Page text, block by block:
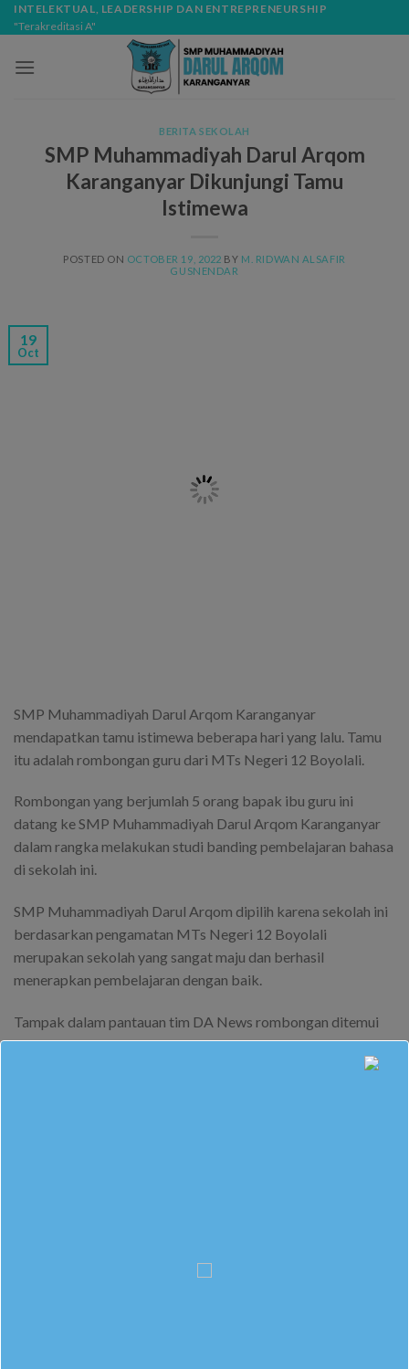
Skip
to
INTELEKTUAL, LEADERSHIP DAN ENTREPRENEURSHIP
"Terakreditasi A"
BERITA SEKOLAH
SMP Muhammadiyah Darul Arqom
Karanganyar Dikunjungi Tamu
Istimewa
POSTED ON OCTOBER 19, 2022 BY M. RIDWAN ALSAFIR
GUSNENDAR
19
Oct
SMP Muhammadiyah Darul Arqom Karanganyar
mendapatkan tamu istimewa beberapa hari yang lalu. Tamu
itu adalah rombongan guru dari MTs Negeri 12 Boyolali.
Rombongan yang berjumlah 5 orang bapak ibu guru ini
datang ke SMP Muhammadiyah Darul Arqom Karanganyar
dalam rangka melakukan studi banding pembelajaran bahasa
di sekolah ini.
SMP Muhammadiyah Darul Arqom dipilih karena sekolah ini
berdasarkan pengamatan MTs Negeri 12 Boyolali
merupakan sekolah yang sangat maju dan berhasil
menerapkan pembelajaran dengan baik.
Tampak dalam pantauan tim DA News rombongan ditemui
langsung oleh Bapak H. Zainal Arifin, S.Ag., S.Pd.I., MA.,
M.Pd.I selaku kepala SMP Muhammadiyah Darul Arqom
berterima kasih atas sambutan dan ilmu yang diberikan.
modal-check